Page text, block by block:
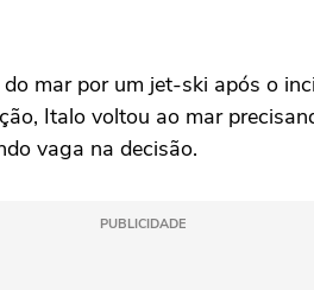
mar por um jet-ski após o
Italo voltou ao mar
vaga na decisão.
PUBLICIDADE